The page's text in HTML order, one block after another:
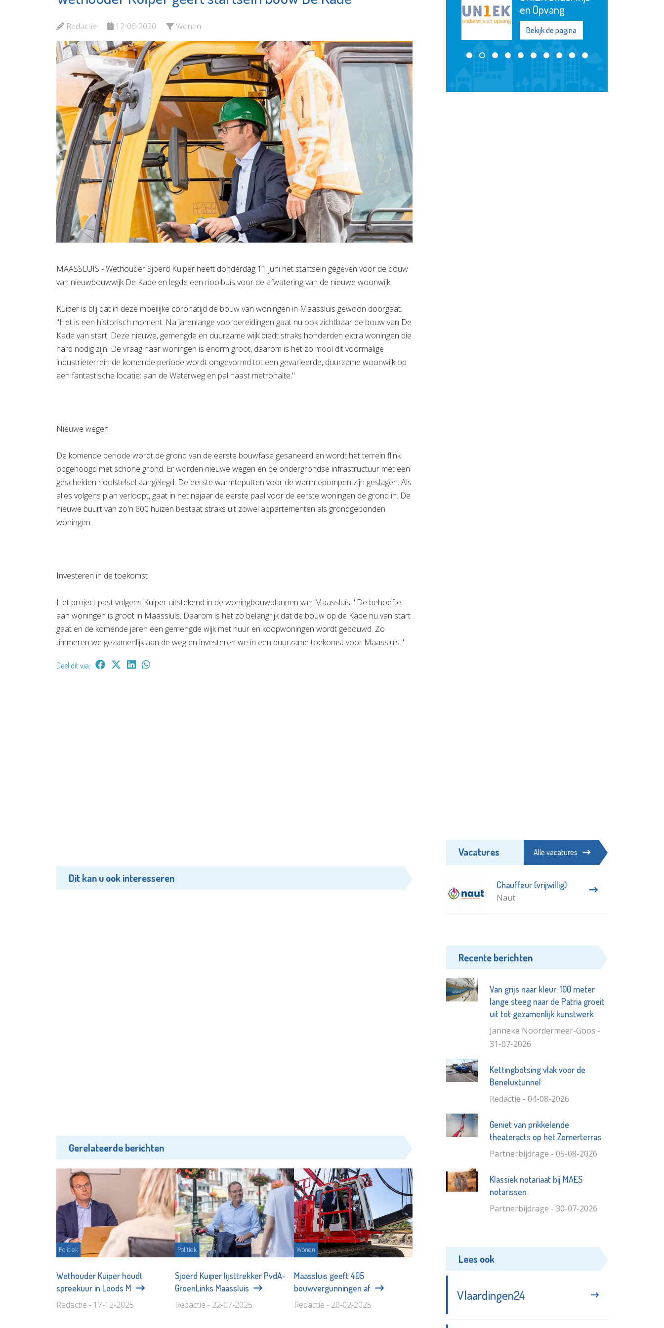
Redactie 12-06-2020 Wonen
MAASSLUIS - Wethouder Sjoerd Kuiper heeft donderdag 11 juni het startsein gegeven voor de bouw
van nieuwbouwwijk De Kade en legde een rioolbuis voor de afwatering van de nieuwe woonwijk.
Kuiper is blij dat in deze moeilijke coronatijd de bouw van woningen in Maassluis gewoon doorgaat.
"Het is een historisch moment. Na jarenlange voorbereidingen gaat nu ook zichtbaar de bouw van De
Kade van start. Deze nieuwe, gemengde en duurzame wijk biedt straks honderden extra woningen die
hard nodig zijn. De vraag naar woningen is enorm groot, daarom is het zo mooi dit voormalige
industrieterrein de komende periode wordt omgevormd tot een gevarieerde, duurzame woonwijk op
een fantastische locatie: aan de Waterweg en pal naast metrohalte."
Nieuwe wegen
De komende periode wordt de grond van de eerste bouwfase gesaneerd en wordt het terrein flink
opgehoogd met schone grond. Er worden nieuwe wegen en de ondergrondse infrastructuur met een
gescheiden rioolstelsel aangelegd. De eerste warmteputten voor de warmtepompen zijn geslagen. Als
alles volgens plan verloopt, gaat in het najaar de eerste paal voor de eerste woningen de grond in. De
nieuwe buurt van zo'n 600 huizen bestaat straks uit zowel appartementen als grondgebonden
woningen.
Investeren in de toekomst
Het project past volgens Kuiper uitstekend in de woningbouwplannen van Maassluis. "De behoefte
aan woningen is groot in Maassluis. Daarom is het zo belangrijk dat de bouw op de Kade nu van start
gaat en de komende jaren een gemengde wijk met huur en koopwoningen wordt gebouwd. Zo
timmeren we gezamenlijk aan de weg en investeren we in een duurzame toekomst voor Maassluis."
Deel dit via:
Dit kan u ook interesseren
Gerelateerde berichten
Politiek
Wethouder Kuiper houdt
spreekuur in Loods M
Redactie - 17-12-2025
Politiek
Sjoerd Kuiper lijsttrekker PvdA-
GroenLinks Maassluis
Redactie - 22-07-2025
Wonen
Maassluis geeft 405
bouwvergunningen af
Redactie - 20-02-2025
MAES notarissen
Bekijk de pagina
Bekijk de pagina
en Opvang
Bekijk de pagina
Vacatures Alle vacatures
Chauffeur (vrijwillig)
Naut
Recente berichten
Van grijs naar kleur: 100 meter
lange steeg naar de Patria groeit
uit tot gezamenlijk kunstwerk
Janneke Noordermeer-Goos -
31-07-2026
Kettingbotsing vlak voor de
Beneluxtunnel
Redactie - 04-08-2026
Geniet van prikkelende
theateracts op het Zomerterras
Partnerbijdrage - 05-08-2026
Klassiek notariaat bij MAES
notarissen
Partnerbijdrage - 30-07-2026
Lees ook
Vlaardingen24